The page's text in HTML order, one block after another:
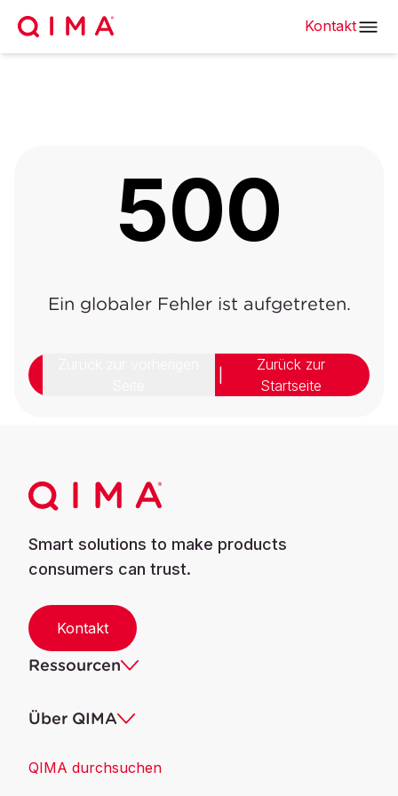
Kontakt
500
Ein globaler Fehler ist aufgetreten.
Zurück zur
Startseite
Smart solutions to make products
consumers can trust.
Kontakt
Ressourcen
Über QIMA
QIMA durchsuchen